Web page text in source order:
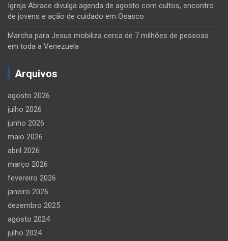
Igreja Abrace divulga agenda de agosto com cultos, encontro
de jovens e ação de cuidado em Osasco
Marcha para Jesus mobiliza cerca de 7 milhões de pessoas
em toda a Venezuela
Arquivos
agosto 2026
julho 2026
junho 2026
maio 2026
abril 2026
março 2026
fevereiro 2026
janeiro 2026
dezembro 2025
agosto 2024
julho 2024